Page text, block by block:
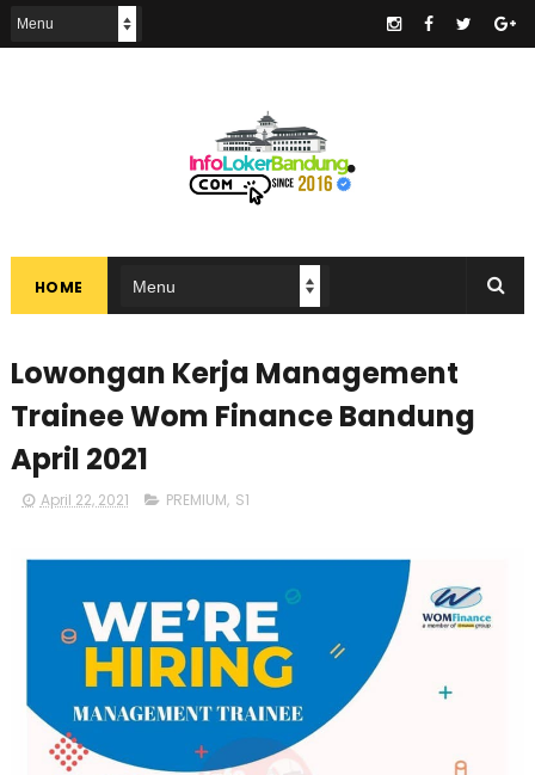
HOME
Lowongan Kerja Management
Trainee Wom Finance Bandung
April 2021
April 22, 2021 PREMIUM, S1